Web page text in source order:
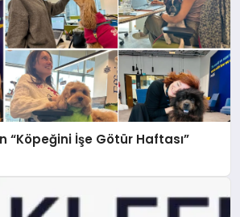
“Köpeğini İşe Götür Haftası”